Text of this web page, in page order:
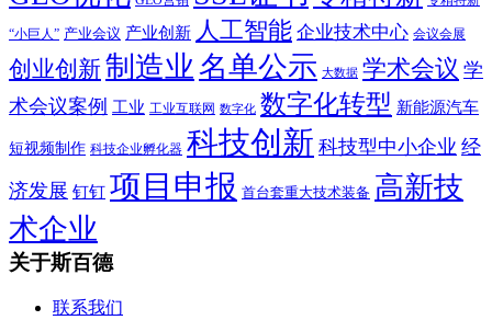
“小巨人” 产业会议 产业创新 人工智能 企业技术中心 会议会展
创业创新制造业 名单公示 大数据 学术会议 学
术会议案例 工业 工业互联网 数字化 数字化转型 新能源汽车
短视频制作 科技企业孵化器 科技创新 科技型中小企业 经
济发展 钉钉 项目申报 首台套重大技术装备 高新技
术企业
关于斯百德
联系我们